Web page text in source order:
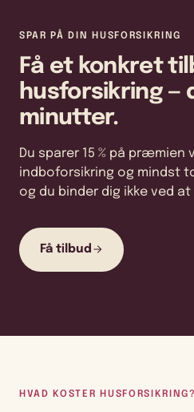
SPAR PÅ DIN HUSFORSIKRING
Få et konkret
husforsikring —
minutter.
Du sparer 15 % på præmien
indboforsikring og mindst
og du binder dig ikke ved
Få tilbud
HVAD KOSTER HUSFORSIKRING?